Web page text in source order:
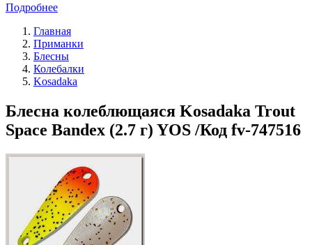
Подробнее
Главная
Приманки
Блесны
Колебалки
Kosadaka
Блесна колеблющаяся Kosadaka Trout
Space Bandex (2.7 г) YOS /Код fv-747516